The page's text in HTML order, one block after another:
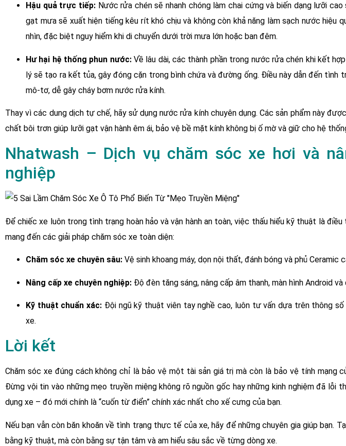
Hậu quả trực tiếp:Nước rửa chén sẽ nhanh chóng làm chai cứng và biến dạng lưỡi
gạt mưa sẽ xuất hiện tiếng kêu rít khó chịu và không còn khả năng làm sạch nước hiệu
nhìn, đặc biệt nguy hiểm khi di chuyển dưới trời mưa lớn hoặc ban đêm.
Hư hại hệ thống phun nước:Về lâu dài, các thành phần trong nước rửa chén khi kết
lý sẽ tạo ra kết tủa, gây đóng cặn trong bình chứa và đường ống. Điều này dẫn đến tình
mô-tơ, dễ gây cháy bơm nước rửa kính.
Thay vì các dung dịch tự chế, hãy sử dụng nước rửa kính chuyên dụng. Các sản phẩm này
chất bôi trơn giúp lưỡi gạt vận hành êm ái, bảo vệ bề mặt kính không bị ố mờ và giữ cho hệ
Nhatwash – Dịch vụ chăm sóc xe hơi và
nghiệp
Để chiếc xe luôn trong tình trạng hoàn hảo và vận hành an toàn, việc thấu hiểu kỹ thuật là điều
mang đến các giải pháp chăm sóc xe toàn diện:
Chăm sóc xe chuyên sâu: Vệ sinh khoang máy, dọn nội thất, đánh bóng và phủ Ceramic
Nâng cấp xe chuyên nghiệp: Độ đèn tăng sáng, nâng cấp âm thanh, màn hình Android và
Kỹ thuật chuẩn xác: Đội ngũ kỹ thuật viên tay nghề cao, luôn tư vấn dựa trên thông
xe.
Lời kết
Chăm sóc xe đúng cách không chỉ là bảo vệ một tài sản giá trị mà còn là bảo vệ tính mạng
Đừng vội tin vào những mẹo truyền miệng không rõ nguồn gốc hay những kinh nghiệm đã lỗi
dụng xe – đó mới chính là “cuốn từ điển” chính xác nhất cho xế cưng của bạn.
Nếu bạn vẫn còn băn khoăn về tình trạng thực tế của xe, hãy để những chuyên gia giúp bạn.
bằng kỹ thuật, mà còn bằng sự tận tâm và am hiểu sâu sắc về từng dòng xe.